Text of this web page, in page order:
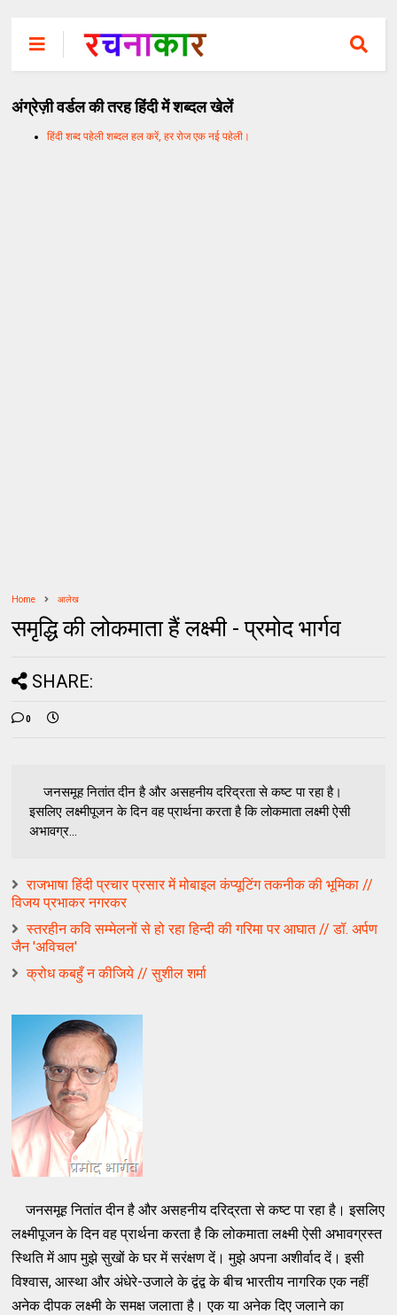
अंग्रेज़ी वर्डल की तरह हिंदी में शब्दल खेलें
हिंदी शब्द पहेली शब्दल हल करें, हर रोज एक नई पहेली।
Home आलेख
समृद्धि की लोकमाता हैं लक्ष्मी - प्रमोद भार्गव
SHARE:
0
जनसमूह नितांत दीन है और असहनीय दरिद्रता से कष्ट पा रहा है।
इसलिए लक्ष्मीपूजन के दिन वह प्रार्थना करता है कि लोकमाता लक्ष्मी ऐसी
अभावग्र...
राजभाषा हिंदी प्रचार प्रसार में मोबाइल कंप्यूटिंग तकनीक की भूमिका //
विजय प्रभाकर नगरकर
स्तरहीन कवि सम्मेलनों से हो रहा हिन्दी की गरिमा पर आघात // डॉ. अर्पण
जैन 'अविचल'
क्रोध कबहुँ न कीजिये // सुशील शर्मा
जनसमूह नितांत दीन है और असहनीय दरिद्रता से कष्ट पा रहा है। इसलिए
लक्ष्मीपूजन के दिन वह प्रार्थना करता है कि लोकमाता लक्ष्मी ऐसी अभावग्रस्त
स्थिति में आप मुझे सुखों के घर में सरंक्षण दें। मुझे अपना अशीर्वाद दें। इसी
विश्वास, आस्था और अंधेरे-उजाले के द्वंद्व के बीच भारतीय नागरिक एक नहीं
अनेक दीपक लक्ष्मी के समक्ष जलाता है। एक या अनेक दिए जलाने का